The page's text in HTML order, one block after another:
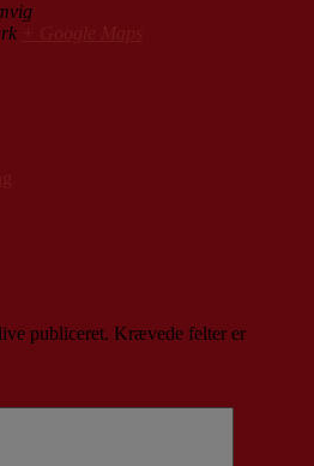
publiceret. Krævede felter er